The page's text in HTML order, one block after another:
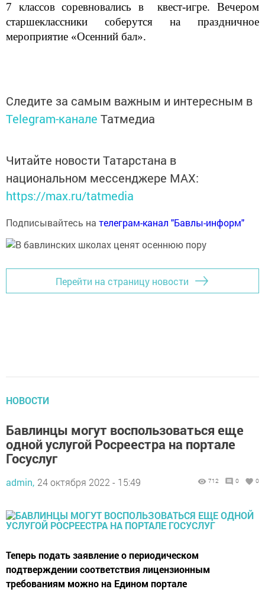
7 классов соревновались в квест-игре. Вечером
старшеклассники соберутся на праздничное
мероприятие «Осенний бал».
Следите за самым важным и интересным в
Telegram-канале Татмедиа
Читайте новости Татарстана в
национальном мессенджере MАХ:
https://max.ru/tatmedia
Подписывайтесь на телеграм-канал "Бавлы-информ"
Перейти на страницу новости
НОВОСТИ
Бавлинцы могут воспользоваться еще
одной услугой Росреестра на портале
Госуслуг
admin, 24 октября 2022 - 15:49 712 0 0
Теперь подать заявление о периодическом
подтверждении соответствия лицензионным
требованиям можно на Едином портале